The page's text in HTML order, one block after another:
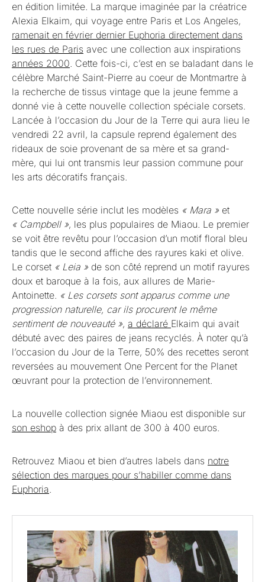
en édition limitée. La marque imaginée par la créatrice
Alexia Elkaim, qui voyage entre Paris et Los Angeles,
ramenait en février dernier Euphoria directement dans
les rues de Paris avec une collection aux inspirations
années 2000. Cette fois-ci, c’est en se baladant dans le
célèbre Marché Saint-Pierre au coeur de Montmartre à
la recherche de tissus vintage que la jeune femme a
donné vie à cette nouvelle collection spéciale corsets.
Lancée à l’occasion du Jour de la Terre qui aura lieu le
vendredi 22 avril, la capsule reprend également des
rideaux de soie provenant de sa mère et sa grand-
mère, qui lui ont transmis leur passion commune pour
les arts décoratifs français.
Cette nouvelle série inclut les modèles « Mara » et
« Campbell », les plus populaires de Miaou. Le premier
se voit être revêtu pour l’occasion d’un motif floral bleu
tandis que le second affiche des rayures kaki et olive.
Le corset « Leia » de son côté reprend un motif rayures
doux et baroque à la fois, aux allures de Marie-
Antoinette. « Les corsets sont apparus comme une
progression naturelle, car ils procurent le même
sentiment de nouveauté », a déclaré Elkaim qui avait
débuté avec des paires de jeans recyclés. À noter qu’à
l’occasion du Jour de la Terre, 50% des recettes seront
reversées au mouvement One Percent for the Planet
œuvrant pour la protection de l’environnement.
La nouvelle collection signée Miaou est disponible sur
son eshop à des prix allant de 300 à 400 euros.
Retrouvez Miaou et bien d’autres labels dans notre
sélection des marques pour s’habiller comme dans
Euphoria.